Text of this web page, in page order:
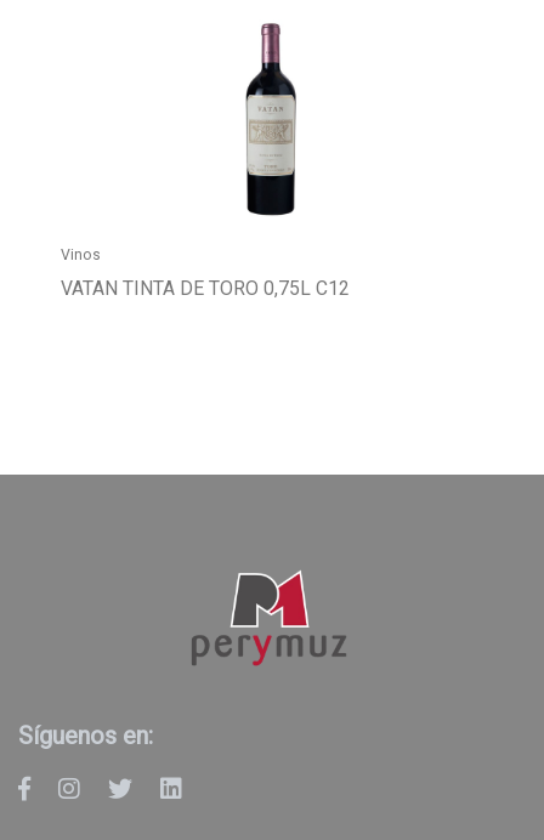
Vinos
VATAN TINTA DE TORO 0,75L C12
Síguenos en: